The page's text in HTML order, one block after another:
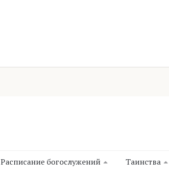
Расписание богослужений Таинства